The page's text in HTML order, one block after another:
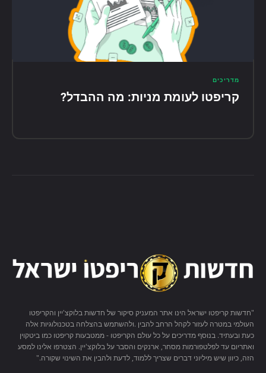
מדריכים
קריפטו לעומת מניות: מה ההבדל?
"חדשות קריפטו ישראל הינו אתר המעניק סיקור של חדשות בלוקצ'יין והקריפטו
העולמי במטרה לעזור לקהל הרחב להבין .ולהשתמש בהצלחה בטכנולוגיות אלה
כעת ובעתיד. בנוסף מדריכים על כל עולם הקריפטו - ממטבעות קריפטו כמו ביטקוין
ואתריום עד לפלטפורמות מסחר, ארנקים והסבר על בלוקצ'יין. הצטרפו אלינו למסע
הזה, כיוון שיש מיליוני דברים שצריך ללמוד, לדעת ולהבין את השינוי שקורה."